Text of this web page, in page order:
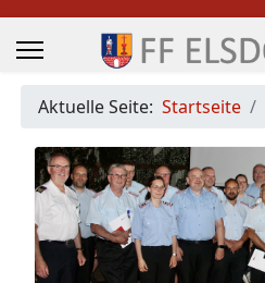
Aktuelle Seite: Startseite